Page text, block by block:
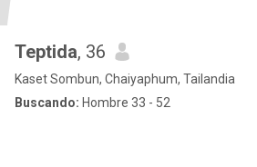
Teptida, 36
Kaset Sombun, Chaiyaphum, Tailandia
Buscando: Hombre 33 - 52